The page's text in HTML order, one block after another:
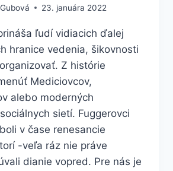
23. januára 2022
ľudí vidiacich ďalej
hranice vedenia, šikovnosti
Z histórie
Mediciovcov,
alebo moderných
sietí. Fuggerovci
v čase renesancie
-veľa ráz nie práve
dianie vopred. Pre nás je